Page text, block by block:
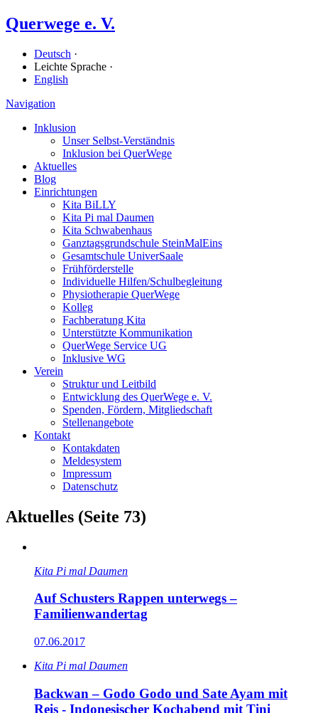
Querwege e. V.
Deutsch ·
Leichte Sprache ·
English
Navigation
Inklusion
Unser Selbst-Verständnis
Inklusion bei QuerWege
Aktuelles
Blog
Einrichtungen
Kita BiLLY
Kita Pi mal Daumen
Kita Schwabenhaus
Ganz­tags­grund­schule SteinMalEins
Gesamtschule UniverSaale
Früh­förder­stelle
Individuelle Hilfen/​Schulbegleitung
Physiotherapie QuerWege
Kolleg
Fachberatung Kita
Unterstützte Kommunikation
QuerWege Service UG
Inklusive WG
Verein
Struktur und Leitbild
Entwicklung des QuerWege e. V.
Spenden, Fördern, Mitgliedschaft
Stellenangebote
Kontakt
Kontakdaten
Meldesystem
Impressum
Datenschutz
Aktuelles (Seite 73)
Kita Pi mal Daumen
Auf Schusters Rappen unterwegs –
Familienwandertag
07.06.2017
Kita Pi mal Daumen
Backwan – Godo Godo und Sate Ayam mit
Reis - Indonesischer Kochabend mit Tini